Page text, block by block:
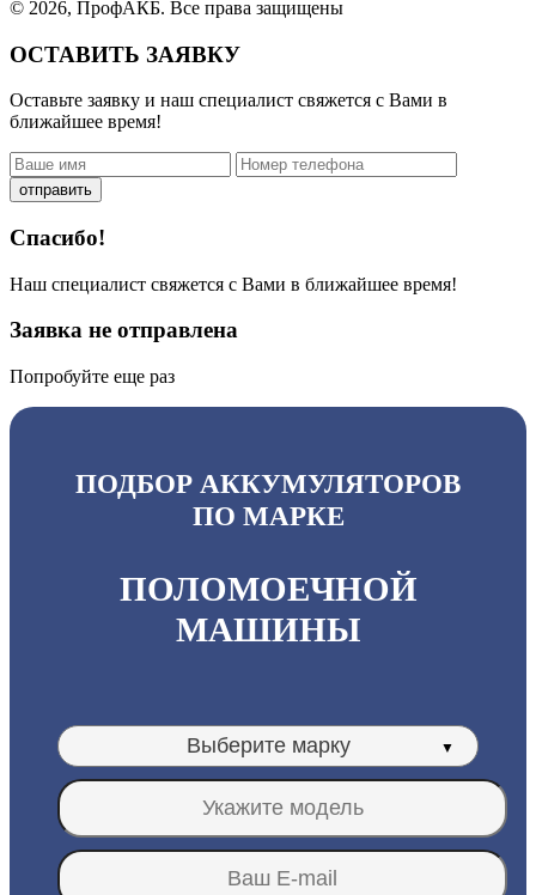
© 2026, ПрофАКБ. Все права защищены
ОСТАВИТЬ ЗАЯВКУ
Оставьте заявку и наш специалист свяжется с Вами в
ближайшее время!
отправить
Спасибо!
Наш специалист свяжется с Вами в ближайшее время!
Заявка не отправлена
Попробуйте еще раз
ПОДБОР АККУМУЛЯТОРОВ
ПО МАРКЕ
ПОЛОМОЕЧНОЙ
МАШИНЫ